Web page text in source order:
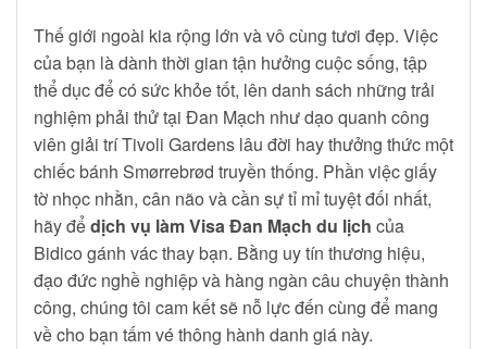
Thế giới ngoài kia rộng lớn và vô cùng tươi đẹp. Việc
của bạn là dành thời gian tận hưởng cuộc sống, tập
thể dục để có sức khỏe tốt, lên danh sách những trải
nghiệm phải thử tại Đan Mạch như dạo quanh công
viên giải trí Tivoli Gardens lâu đời hay thưởng thức một
chiếc bánh Smørrebrød truyền thống. Phần việc giấy
tờ nhọc nhằn, cân não và cần sự tỉ mỉ tuyệt đối nhất,
hãy đểdịch vụ làm Visa Đan Mạch du lịch của
Bidico gánh vác thay bạn. Bằng uy tín thương hiệu,
đạo đức nghề nghiệp và hàng ngàn câu chuyện thành
công, chúng tôi cam kết sẽ nỗ lực đến cùng để mang
về cho bạn tấm vé thông hành danh giá này.